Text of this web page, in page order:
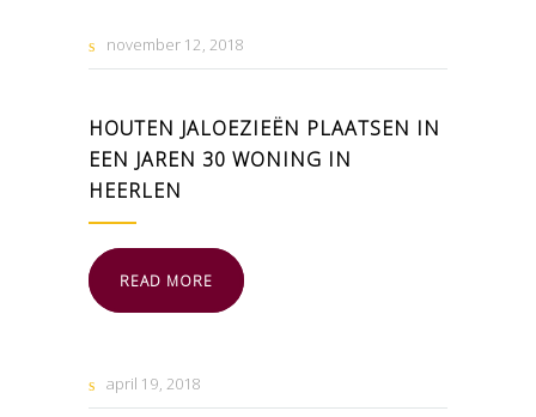
november 12 2018
HOUTEN JALOEZIEËN PLAATSEN IN
EEN JAREN 30 WONING IN
HEERLEN
READ MORE
april 19 2018